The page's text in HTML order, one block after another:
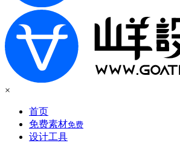
×
首页
免费素材免费
设计工具